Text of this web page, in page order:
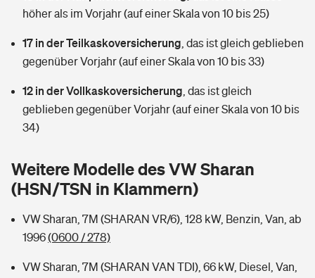
Wer versichert was: Jetzt Versicherer finden
Sie haben Fragen?
Mietkautionsversicherung
Restkreditversicherung
Zur Übersicht
Hochwasser-Check: Wie gefährdet ist Ihr Haus?
Wer versichert was: Jetzt Versicherer finden
Sie haben Fragen?
Kinderinvalidität
Reiseversicherung
Pferdehalter-Haftpflicht
Private Cyberversicherung
Musikinstrumentenversicherung
Zur Übersicht
Wer versichert was: Jetzt Versicherer finden
Sie haben Fragen?
Rentenrechner: Wie viel Geld bekomme ich im Alter?
höher als im Vorjahr (auf einer Skala von 10 bis 25)
17 in der Teilkaskoversicherung das ist gleich geblieben
gegenüber Vorjahr (auf einer Skala von 10 bis 33)
12 in der Vollkaskoversicherung das ist gleich
geblieben gegenüber Vorjahr (auf einer Skala von 10 bis
34)
Weitere Modelle des VW Sharan
(HSN/TSN in Klammern)
VW Sharan, 7M (SHARAN VR/6), 128 kW, Benzin, Van, ab
1996(0600 / 278)
VW Sharan, 7M (SHARAN VAN TDI), 66 kW, Diesel, Van,